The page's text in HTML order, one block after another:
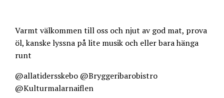
Varmt välkommen till oss och njut av god mat, prova
öl, kanske lyssna på lite musik och eller bara hänga
runt
@allatidersskebo @Bryggeribarobistro
@Kulturmalarnaiflen